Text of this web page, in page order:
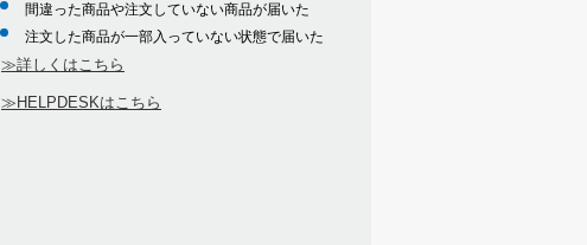
間違った商品や注文していない商品が届いた
注文した商品が一部入っていない状態で届いた
≫詳しくはこちら
≫HELPDESKはこちら